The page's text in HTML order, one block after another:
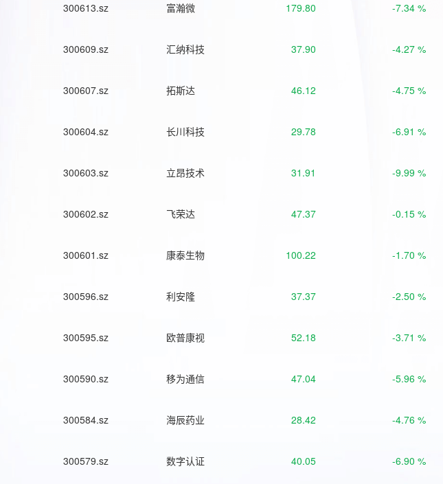
300613.sz 富瀚微 179.80 -7.34 %
300609.sz 汇纳科技 37.90 -4.27 %
300607.sz 拓斯达 46.12 -4.75 %
300604.sz 长川科技 29.78 -6.91 %
300603.sz 立昂技术 31.91 -9.99 %
300602.sz 飞荣达 47.37 -0.15 %
300601.sz 康泰生物 100.22 -1.70 %
300596.sz 利安隆 37.37 -2.50 %
300595.sz 欧普康视 52.18 -3.71 %
300590.sz 移为通信 47.04 -5.96 %
300584.sz 海辰药业 28.42 -4.76 %
300579.sz 数字认证 40.05 -6.90 %